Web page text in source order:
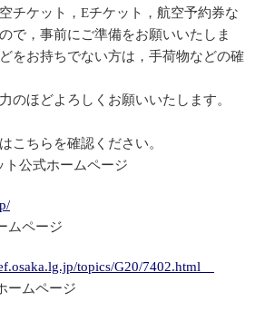
チケット，Eチケット，航空予約券な
で，事前にご準備をお願いいたしま
をお持ちでない方は，手荷物などの確
のほどよろしくお願いいたします。
こちらを確認ください。
ト公式ホームページ
ムページ
topics/G20/7402.html
ームページ